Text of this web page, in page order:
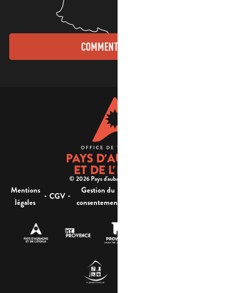
COMMENT VENIR ?
© 2026 Pays d'aubagne et de l'étoile -
Mentions
légales
- CGV -
Gestion du
consentement